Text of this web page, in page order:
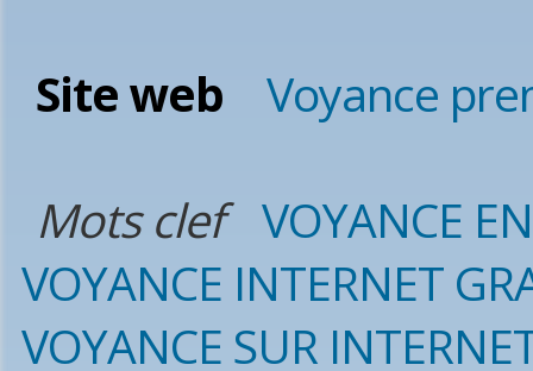
Site web
Voyance
Mots clef
VOYANCE
VOYANCE INTERNET
VOYANCE SUR